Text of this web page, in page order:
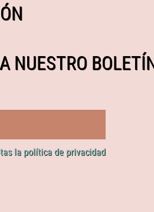
NUESTRO
la política de privacidad